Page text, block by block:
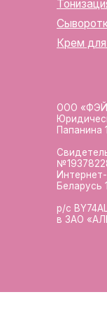
р/с
в ЗАО «АЛЬФА-БАНК»